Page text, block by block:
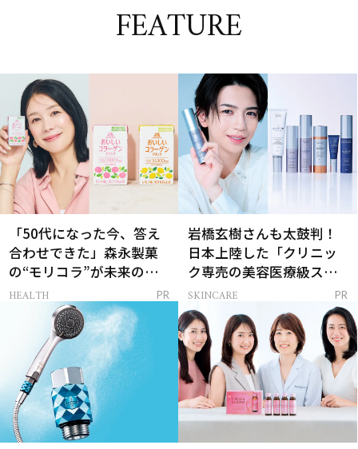
FEATURE
「50代になった今、答え
合わせできた」森永製菓
の“モリコラ”が未来のキ
レイを連れてくる！
HEALTH PR
岩橋玄樹さんも太鼓判！
日本上陸した「クリニッ
ク専売の美容医療級スキ
ンケア」
SKINCARE PR